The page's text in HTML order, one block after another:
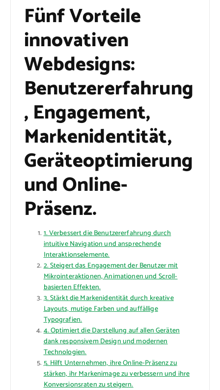
Fünf Vorteile
innovativen
Webdesigns:
Benutzererfahrung
, Engagement,
Markenidentität,
Geräteoptimierung
und Online-
Präsenz.
1. Verbessert die Benutzererfahrung durch
intuitive Navigation und ansprechende
Interaktionselemente.
2. Steigert das Engagement der Benutzer mit
Mikrointeraktionen, Animationen und Scroll-
basierten Effekten.
3. Stärkt die Markenidentität durch kreative
Layouts, mutige Farben und auffällige
Typografien.
4. Optimiert die Darstellung auf allen Geräten
dank responsivem Design und modernen
Technologien.
5. Hilft Unternehmen, ihre Online-Präsenz zu
stärken, ihr Markenimage zu verbessern und ihre
Konversionsraten zu steigern.